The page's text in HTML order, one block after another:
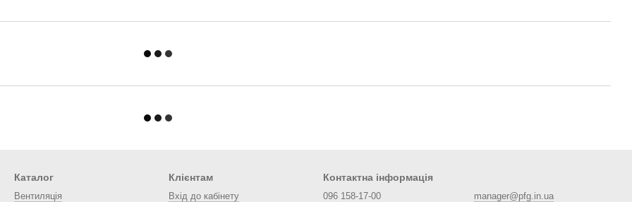
Каталог
Вентиляція
Клієнтам
Вхід до кабінету
Контактна інформація
096 158-17-00
manager@pfg.in.ua